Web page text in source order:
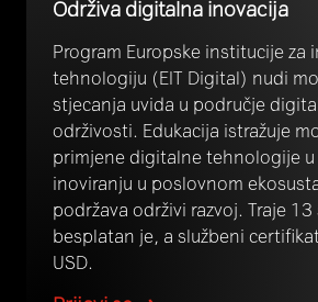
Održiva digitalna inovacija
Program Europske institucije za
tehnologiju (EIT Digital) nudi
stjecanja uvida u područje
održivosti. Edukacija istražuje
primjene digitalne tehnologije u
inoviranju u poslovnom
podržava održivi razvoj. Traje 13
besplatan je, a službeni
USD.